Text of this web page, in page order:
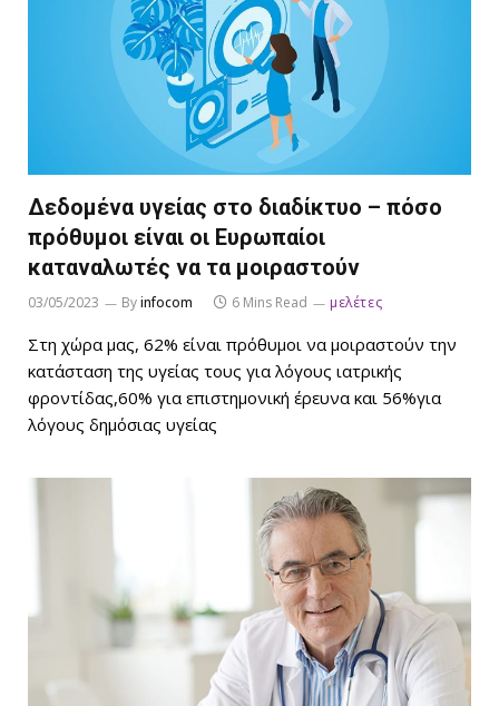
Δεδομένα υγείας στο διαδίκτυο – πόσο
πρόθυμοι είναι οι Ευρωπαίοι
καταναλωτές να τα μοιραστούν
03/05/2023 Byinfocom 6 Mins Read μελέτες
Στη χώρα μας, 62% είναι πρόθυμοι να μοιραστούν την
κατάσταση της υγείας τους για λόγους ιατρικής
φροντίδας,60% για επιστημονική έρευνα και 56%για
λόγους δημόσιας υγείας